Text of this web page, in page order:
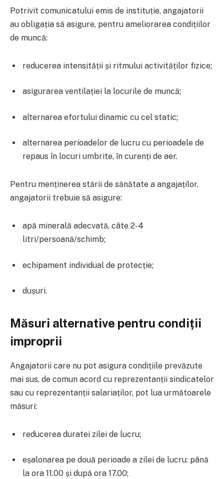
Potrivit comunicatului emis de instituție, angajatorii
au obligația să asigure, pentru ameliorarea condițiilor
de muncă:
reducerea intensității și ritmului activităților fizice;
asigurarea ventilației la locurile de muncă;
alternarea efortului dinamic cu cel static;
alternarea perioadelor de lucru cu perioadele de
repaus în locuri umbrite, în curenți de aer.
Pentru menținerea stării de sănătate a angajaților,
angajatorii trebuie să asigure:
apă minerală adecvată, câte 2-4
litri/persoană/schimb;
echipament individual de protecție;
dușuri.
Măsuri alternative pentru condiții
improprii
Angajatorii care nu pot asigura condițiile prevăzute
mai sus, de comun acord cu reprezentanții sindicatelor
sau cu reprezentanții salariaților, pot lua următoarele
măsuri:
reducerea duratei zilei de lucru;
eșalonarea pe două perioade a zilei de lucru: până
la ora 11.00 și după ora 17.00;